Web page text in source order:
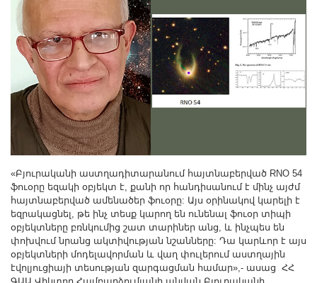
News
Scientific Results
Scientists of the Diaspora
Young Scientist Tribune
Our Honored Figures
Announcements
Sitemap
Search
«Բյուրականի աստղադիտարանում հայտնաբերված RNO 54
ֆուօրը եզակի օբյեկտ է, քանի որ հանդիսանում է մինչ այժմ
հայտնաբերված ամենածեր ֆուօրը: Այս օրինակով կարելի է
եզրակացնել, թե ինչ տեսք կարող են ունենալ ֆուօր տիպի
օբյեկտները բռնկումից շատ տարիներ անց, և ինչպես են
փոխվում նրանց ակտիվության նշանները: Դա կարևոր է այս
օբյեկտների մոդելավորման և վաղ փուլերում աստղային
էվոլյուցիայի տեսության զարգացման համար»,- ասաց ՀՀ